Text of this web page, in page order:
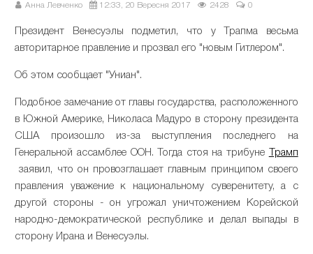
Анна Левченко 12:33, 20 Вересня 2017 2428 0
Президент Венесуэлы подметил, что у Трапма весьма
авторитарное правление и прозвал его "новым Гитлером".
Об этом сообщает "Униан".
Подобное замечание от главы государства, расположенного
в Южной Америке, Николаса Мадуро в сторону президента
США произошло из-за выступления последнего на
Генеральной ассамблее ООН. Тогда стоя на трибуне
Трамп
заявил, что он провозглашает главным принципом своего
правления уважение к национальному суверенитету, а с
другой стороны - он угрожал уничтожением Корейской
народно-демократической республике и делал выпады в
сторону Ирана и Венесуэлы.